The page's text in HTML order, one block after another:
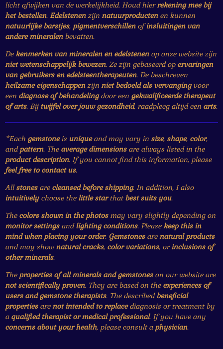
licht afwijken van de werkelijkheid. Houd hierrekening mee bij
het bestellen. Edelstenenzijn natuurproductenen kunnen
natuurlijke barstjes, pigmentverschillenofinsluitingen van
andere mineralenbevatten.
Dekenmerken van mineralen en edelstenenop onze website zijn
niet wetenschappelijk bewezen. Ze zijn gebaseerd op ervaringen
van gebruikers en edelsteentherapeuten. De beschreven
heilzame eigenschappenzijn niet bedoeld als vervangingvoor
een diagnose of behandelingdoor een gekwalificeerde therapeut
of arts. Bijtwijfel over jouw gezondheid, raadpleeg altijd een arts.
*Each gemstoneis uniqueand may vary in size, shape, color,
andpattern. The average dimensionsare always listed in the
product description. If you cannot find this information, please
feel free to contact us.
Allstonesare cleansed before shipping. In addition, I also
intuitivelychoose the little starthat best suits you.
The colors shown in the photosmay vary slightly depending on
monitor settingsandlighting conditions. Pleasekeep this in
mind when placing your order. Gemstonesarenatural products
and may shownatural cracks, color variations, orinclusions of
other minerals.
The properties of all minerals and gemstoneson our website are
not scientifically proven. They are based on the experiences of
users and gemstone therapists. The describedbeneficial
propertiesarenot intended to replacediagnosis or treatment by
a qualified therapist or medical professional. If you have any
concerns about your health, please consult a physician.